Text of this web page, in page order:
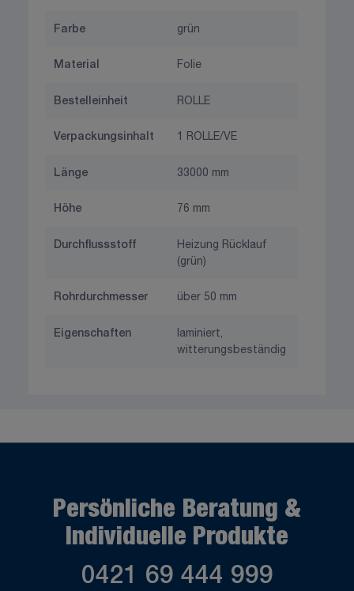
Farbe grün
Material Folie
Bestelleinheit ROLLE
Verpackungsinhalt 1 ROLLE/VE
Länge 33000 mm
Höhe 76 mm
Durchflussstoff
Heizung Rücklauf
(grün)
Rohrdurchmesser über 50 mm
Eigenschaften
laminiert,
witterungsbeständig
Persönliche Beratung &
Individuelle Produkte
0421 69 444 999